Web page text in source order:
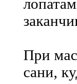
При
сани,